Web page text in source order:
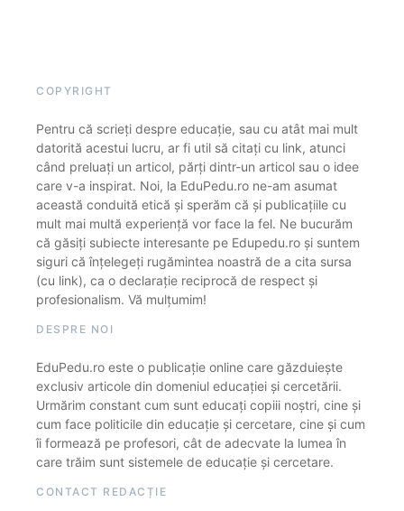
COPYRIGHT
Pentru că scrieți despre educație, sau cu atât mai mult
datorită acestui lucru, ar fi util să citați cu link, atunci
când preluați un articol, părți dintr-un articol sau o idee
care v-a inspirat. Noi, la EduPedu.ro ne-am asumat
această conduită etică și sperăm că și publicațiile cu
mult mai multă experiență vor face la fel. Ne bucurăm
că găsiți subiecte interesante pe Edupedu.ro și suntem
siguri că înțelegeți rugămintea noastră de a cita sursa
(cu link), ca o declarație reciprocă de respect și
profesionalism. Vă mulțumim!
DESPRE NOI
EduPedu.ro este o publicație online care găzduiește
exclusiv articole din domeniul educației și cercetării.
Urmărim constant cum sunt educați copiii noștri, cine și
cum face politicile din educație și cercetare, cine și cum
îi formează pe profesori, cât de adecvate la lumea în
care trăim sunt sistemele de educație și cercetare.
CONTACT REDACȚIE